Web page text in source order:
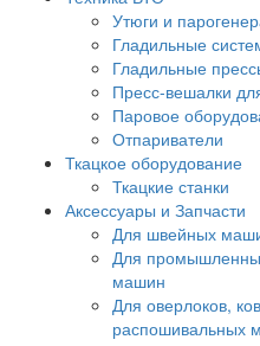
Утюги и
Гладильные
Гладильные
Пресс-вешалки
Паровое
Отпариватели
Ткацкое оборудование
Ткацкие станки
Аксессуары и Запчасти
Для швейных
Для
машин
Для оверлоков,
распошивальных